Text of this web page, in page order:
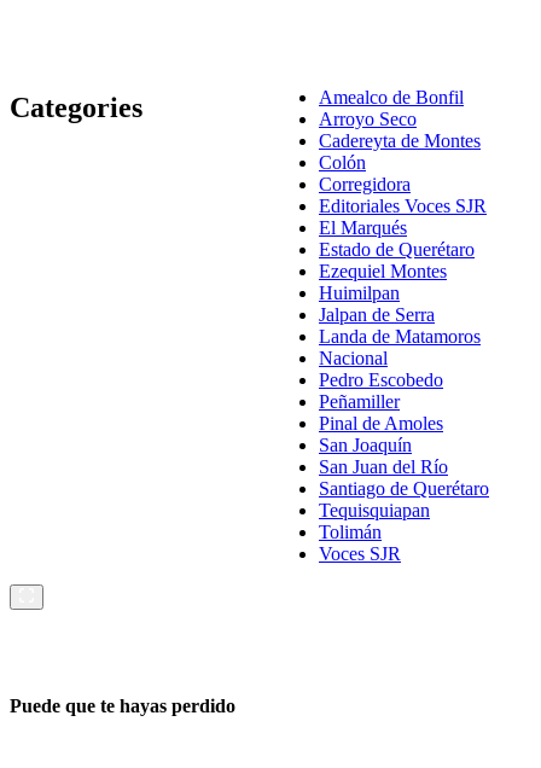
Categories
Amealco de Bonfil
Arroyo Seco
Cadereyta de Montes
Colón
Corregidora
Editoriales Voces SJR
El Marqués
Estado de Querétaro
Ezequiel Montes
Huimilpan
Jalpan de Serra
Landa de Matamoros
Nacional
Pedro Escobedo
Peñamiller
Pinal de Amoles
San Joaquín
San Juan del Río
Santiago de Querétaro
Tequisquiapan
Tolimán
Voces SJR
Puede que te hayas perdido